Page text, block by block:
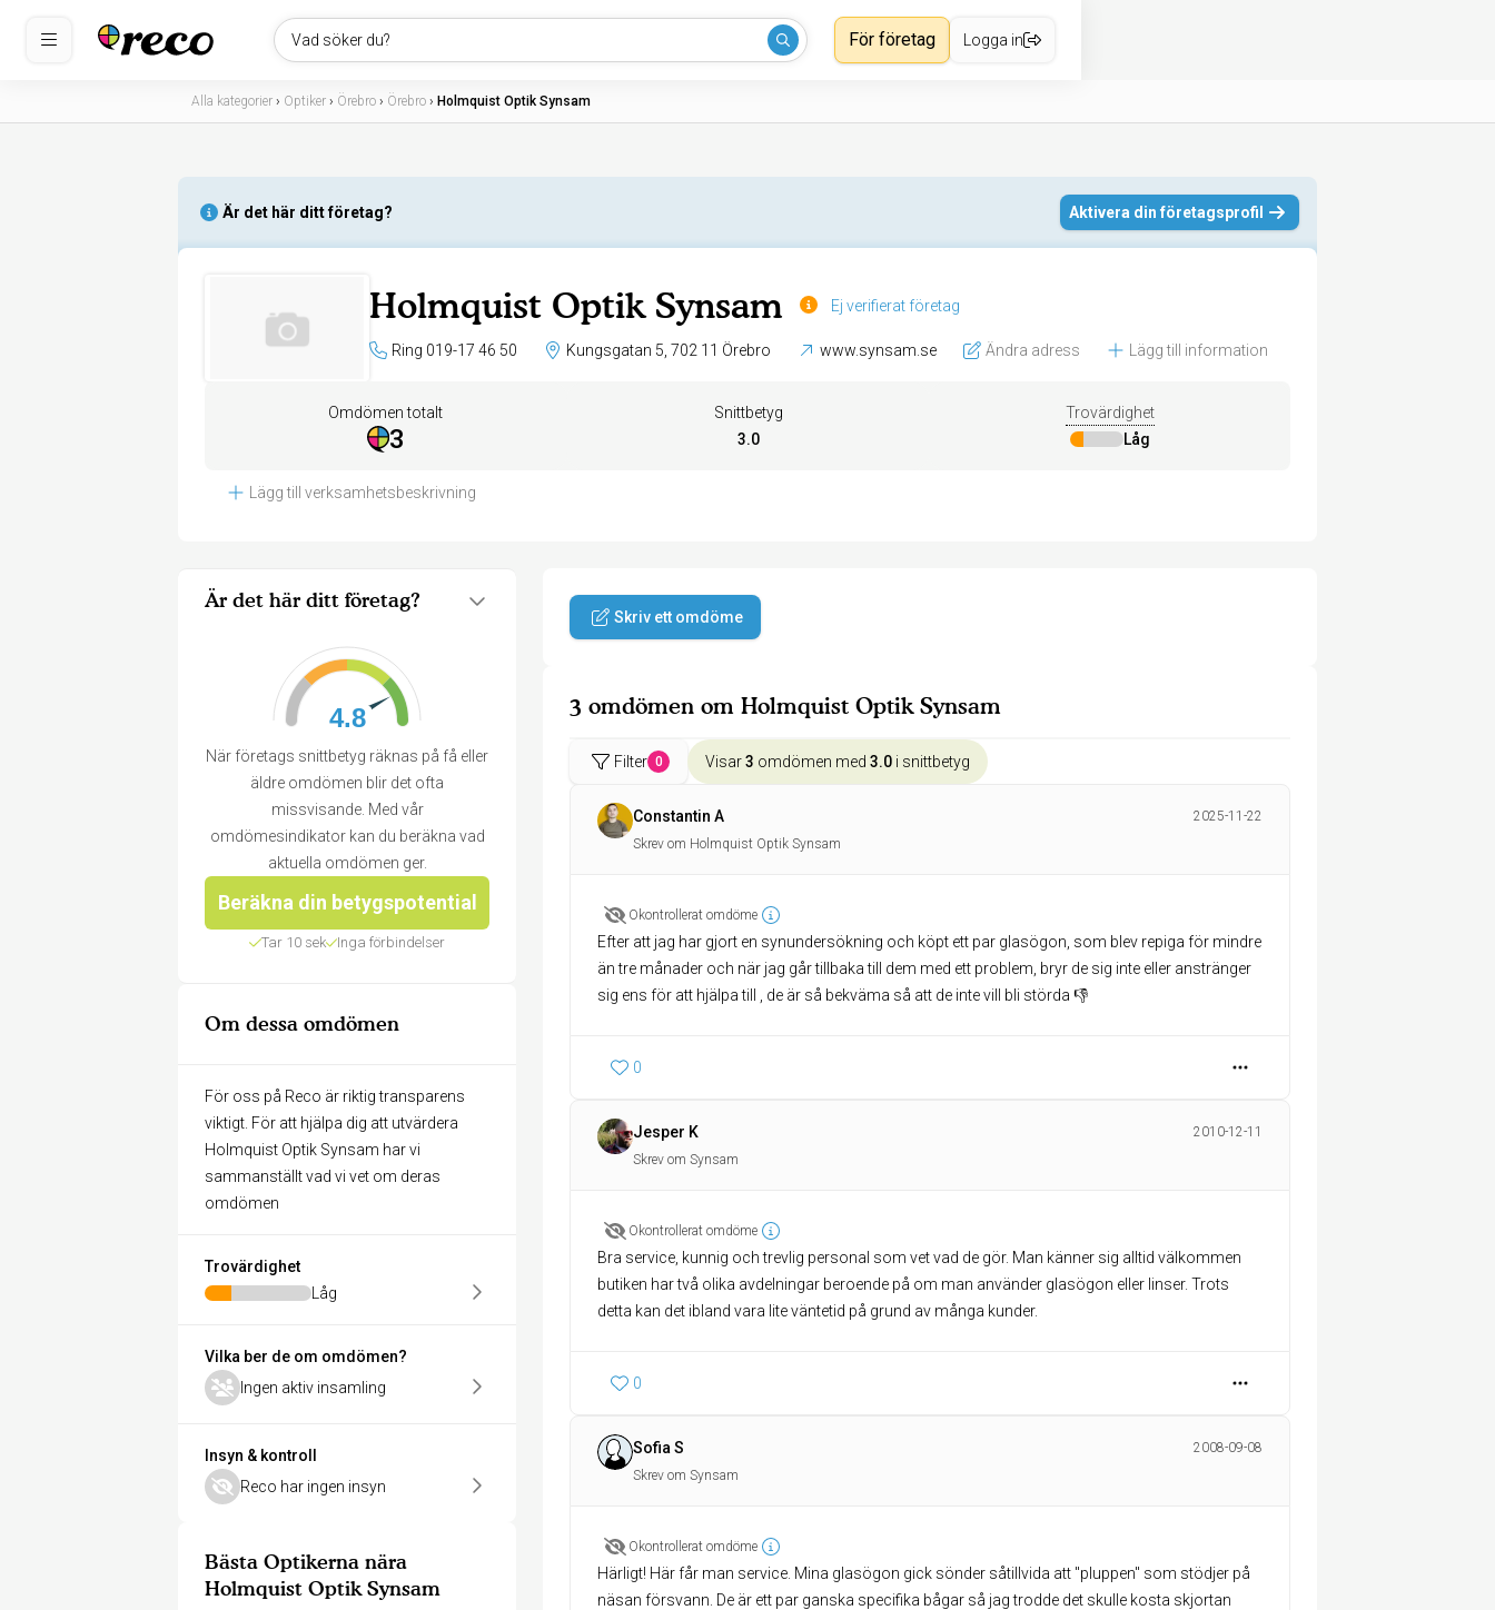
Vad söker du? För företag Logga in
Alla kategorier › Optiker › Örebro › Örebro › Holmquist Optik Synsam
Är det här ditt företag? Aktivera din företagsprofil
Holmquist Optik Synsam Ej verifierat företag
Ring 019-17 46 50 Kungsgatan 5, 702 11 Örebro www.synsam.se Ändra adress Lägg till information
Omdömen totalt
3
Snittbetyg
3.0
Trovärdighet
Låg
Lägg till verksamhetsbeskrivning
Är det här ditt företag?
4.8
När företags snittbetyg räknas på få eller
äldre omdömen blir det ofta
missvisande. Med vår
omdömesindikator kan du beräkna vad
aktuella omdömen ger.
Beräkna din betygspotential
Tar 10 sek Inga förbindelser
Om dessa omdömen
För oss på Reco är riktig transparens
viktigt. För att hjälpa dig att utvärdera
Holmquist Optik Synsam har vi
sammanställt vad vi vet om deras
omdömen
Trovärdighet
Låg
Vilka ber de om omdömen?
Ingen aktiv insamling
Insyn & kontroll
Reco har ingen insyn
Bästa Optikerna nära
Holmquist Optik Synsam
Skriv ett omdöme
3 omdömen om Holmquist Optik Synsam
Filter 0 Visar3 omdömen med 3.0 i snittbetyg
Constantin A
2025-11-22
Skrev om Holmquist Optik Synsam
Okontrollerat omdöme
Efter att jag har gjort en synundersökning och köpt ett par glasögon, som blev repiga för mindre
än tre månader och när jag går tillbaka till dem med ett problem, bryr de sig inte eller anstränger
sig ens för att hjälpa till , de är så bekväma så att de inte vill bli störda 👎
0
Jesper K
2010-12-11
Skrev om Synsam
Okontrollerat omdöme
Bra service, kunnig och trevlig personal som vet vad de gör. Man känner sig alltid välkommen
butiken har två olika avdelningar beroende på om man använder glasögon eller linser. Trots
detta kan det ibland vara lite väntetid på grund av många kunder.
0
Sofia S
2008-09-08
Skrev om Synsam
Okontrollerat omdöme
Härligt! Här får man service. Mina glasögon gick sönder såtillvida att "pluppen" som stödjer på
näsan försvann. De är ett par ganska specifika bågar så jag trodde det skulle kosta skjortan